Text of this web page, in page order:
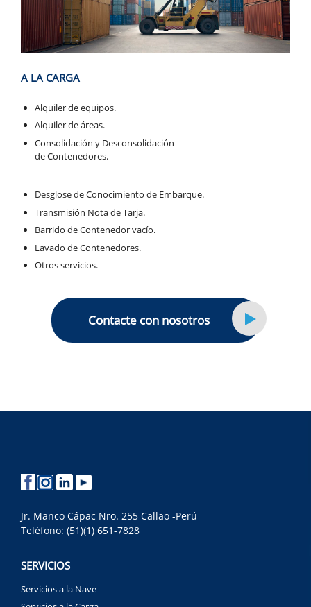
A LA CARGA
Alquiler de equipos.
Alquiler de áreas.
Consolidación y Desconsolidación
de Contenedores.
Desglose de Conocimiento de Embarque.
Transmisión Nota de Tarja.
Barrido de Contenedor vacío.
Lavado de Contenedores.
Otros servicios.
Contacte con nosotros
Jr. Manco Cápac Nro. 255 Callao -Perú
Teléfono: (51)(1) 651-7828
SERVICIOS
Servicios a la Nave